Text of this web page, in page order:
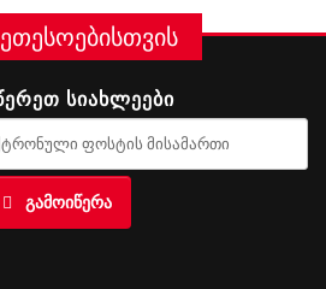
ᲡᲘᲐᲮᲚᲔᲔᲑᲘ
ᲒᲐᲛᲝᲘᲬᲔᲠᲐ